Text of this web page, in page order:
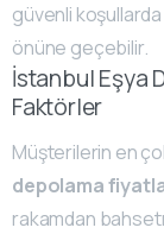
güvenli
önüne geçebilir.
İstanbul Eşya
Faktörler
Müşterilerin en
depolama
rakamdan